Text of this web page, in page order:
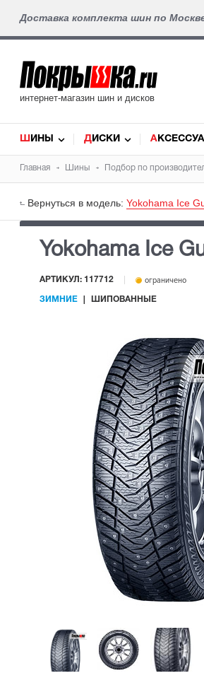
Доставка комплекта шин по
интернет-магазин шин и дисков
ШИНЫ ДИСКИ
Главная Шины Подбор по
Вернуться в модель: Yokohama Ice
Yokohama Ice
АРТИКУЛ: 117712 ограничено
ЗИМНИЕ ШИПОВАННЫЕ